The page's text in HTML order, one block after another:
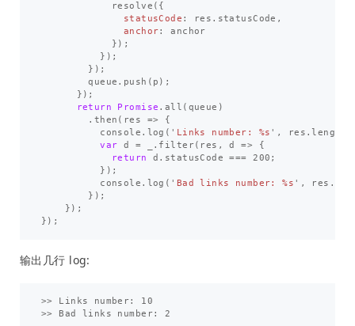
resolve ({
statusCode : res . statusCode ,
anchor:
anchor
});
});
});
queue . push ( p );
});
return
Promise . all ( queue )
. then ( res =>
{
console . log ( ' Links number: %s ' , res . length
var
d = . filter( res , d =>
{
return
d . statusCode === 200 ;
});
console . log ( ' Bad links number: %s ' , res .
});
});
});
输出几行 log:
>> Links number: 10